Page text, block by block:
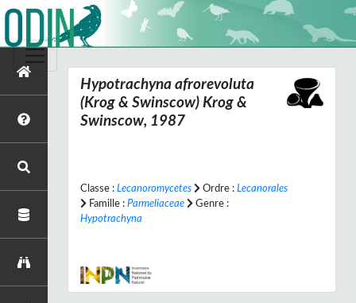
Hypotrachyna afrorevoluta
(Krog & Swinscow) Krog &
Swinscow, 1987
Classe : Lecanoromycetes Ordre : Lecanorales
Famille : Parmeliaceae
Genre :
Hypotrachyna